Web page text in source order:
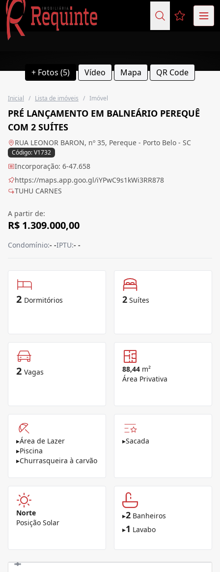
Favoritos
+ Fotos (5) Vídeo Mapa QR Code
Inicial / Lista de imóveis / Imóvel
PRÉ LANÇAMENTO EM BALNEÁRIO PEREQUÊ
COM 2 SUÍTES
RUA LEONOR BARON, nº 35, Pereque - Porto Belo - SC
Código: V1732
Incorporação: 6-47.658
https://maps.app.goo.gl/iYPwC9s1kWi3RR878
TUHU CARNES
A partir de:
R$ 1.309.000,00
Condomínio:- -IPTU:- -
2 Dormitórios 2 Suítes
2 Vagas 88,44 m²
Área Privativa
▸Área de Lazer
▸Piscina
▸Churrasqueira à carvão
▸Sacada
Norte
Posição Solar
▸2 Banheiros
▸1 Lavabo